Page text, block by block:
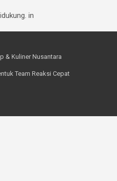
in
& Kuliner Nusantara
Team Reaksi Cepat